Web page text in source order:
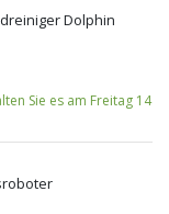
Dolphin
Sie es am Freitag 14